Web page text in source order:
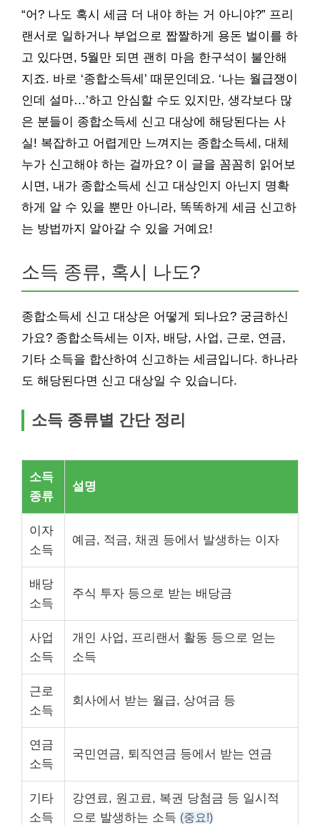
“어? 나도 혹시 세금 더 내야 하는 거 아니야?” 프리
랜서로 일하거나 부업으로 짭짤하게 용돈 벌이를 하
고 있다면, 5월만 되면 괜히 마음 한구석이 불안해
지죠. 바로 ‘종합소득세’ 때문인데요. ‘나는 월급쟁이
인데 설마…’하고 안심할 수도 있지만, 생각보다 많
은 분들이 종합소득세 신고 대상에 해당된다는 사
실! 복잡하고 어렵게만 느껴지는 종합소득세, 대체
누가 신고해야 하는 걸까요? 이 글을 꼼꼼히 읽어보
시면, 내가 종합소득세 신고 대상인지 아닌지 명확
하게 알 수 있을 뿐만 아니라, 똑똑하게 세금 신고하
는 방법까지 알아갈 수 있을 거예요!
소득 종류, 혹시 나도?
종합소득세 신고 대상은 어떻게 되나요? 궁금하신
가요? 종합소득세는 이자, 배당, 사업, 근로, 연금,
기타 소득을 합산하여 신고하는 세금입니다. 하나라
도 해당된다면 신고 대상일 수 있습니다.
소득 종류별 간단 정리
소득
종류
설명
이자
소득
예금, 적금, 채권 등에서 발생하는 이자
배당
소득
주식 투자 등으로 받는 배당금
사업
소득
개인 사업, 프리랜서 활동 등으로 얻는
소득
근로
소득
회사에서 받는 월급, 상여금 등
연금
소득
국민연금, 퇴직연금 등에서 받는 연금
기타
소득
강연료, 원고료, 복권 당첨금 등 일시적
으로 발생하는 소득 (중요!)